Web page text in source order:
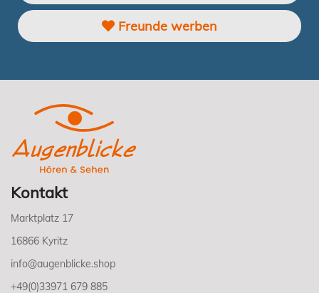
Freunde werben
Kontakt
Marktplatz 17
16866 Kyritz
info@augenblicke.shop
+49(0)33971 679 885